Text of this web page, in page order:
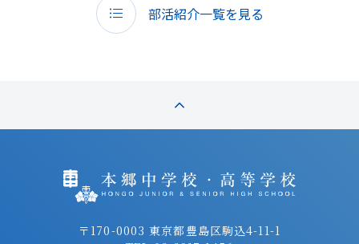
部活紹介一覧を見る
〒170-0003 東京都豊島区駒込4-11-1